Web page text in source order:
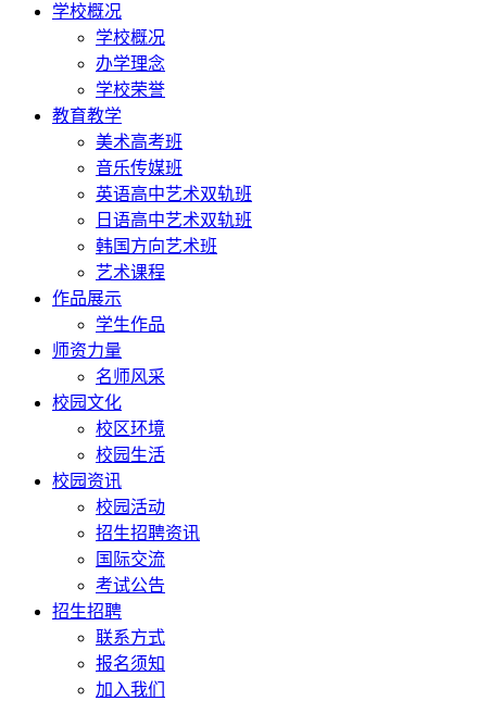
学校概况
学校概况
办学理念
学校荣誉
教育教学
美术高考班
音乐传媒班
英语高中艺术双轨班
日语高中艺术双轨班
韩国方向艺术班
艺术课程
作品展示
学生作品
师资力量
名师风采
校园文化
校区环境
校园生活
校园资讯
校园活动
招生招聘资讯
国际交流
考试公告
招生招聘
联系方式
报名须知
加入我们